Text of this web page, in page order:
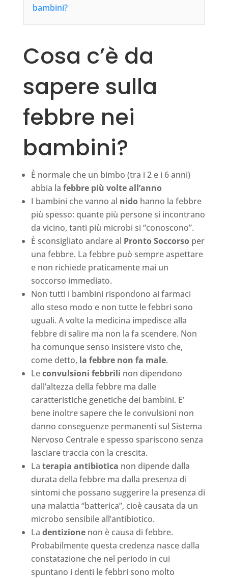
bambini?
Cosa c’è da
sapere sulla
febbre nei
bambini?
È normale che un bimbo (tra i 2 e i 6 anni)
abbia la febbre più volte all’anno
I bambini che vanno al nidohanno la febbre
più spesso: quante più persone si incontrano
da vicino, tanti più microbi si “conoscono”.
È sconsigliato andare al Pronto Soccorsoper
una febbre. La febbre può sempre aspettare
e non richiede praticamente mai un
soccorso immediato.
Non tutti i bambini rispondono ai farmaci
allo steso modo e non tutte le febbri sono
uguali. A volte la medicina impedisce alla
febbre di salire ma non la fa scendere. Non
ha comunque senso insistere visto che,
come detto, la febbre non fa male.
Leconvulsioni febbrili non dipendono
dall’altezza della febbre ma dalle
caratteristiche genetiche dei bambini. E’
bene inoltre sapere che le convulsioni non
danno conseguenze permanenti sul Sistema
Nervoso Centrale e spesso spariscono senza
lasciare traccia con la crescita.
La terapia antibiotica non dipende dalla
durata della febbre ma dalla presenza di
sintomi che possano suggerire la presenza di
una malattia “batterica”, cioè causata da un
microbo sensibile all’antibiotico.
La dentizionenon è causa di febbre.
Probabilmente questa credenza nasce dalla
constatazione che nel periodo in cui
spuntano i denti le febbri sono molto